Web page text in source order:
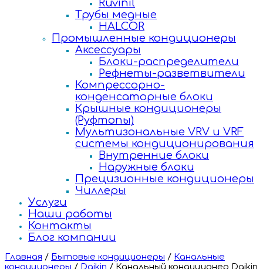
Ruvinil
Трубы медные
HALCOR
Промышленные кондиционеры
Аксессуары
Блоки-распределители
Рефнеты-разветвители
Компрессорно-
конденсаторные блоки
Крышные кондиционеры
(Руфтопы)
Мультизональные VRV и VRF
системы кондиционирования
Внутренние блоки
Наружные блоки
Прецизионные кондиционеры
Чиллеры
Услуги
Наши работы
Контакты
Блог компании
Главная / Бытовые кондиционеры / Канальные
кондиционеры / Daikin / Канальный кондиционер Daikin